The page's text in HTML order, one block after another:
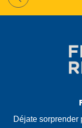
Déjate sorprender